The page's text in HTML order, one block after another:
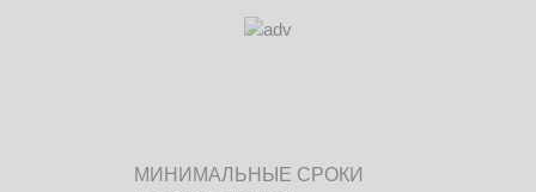
МИНИМАЛЬНЫЕ СРОКИ